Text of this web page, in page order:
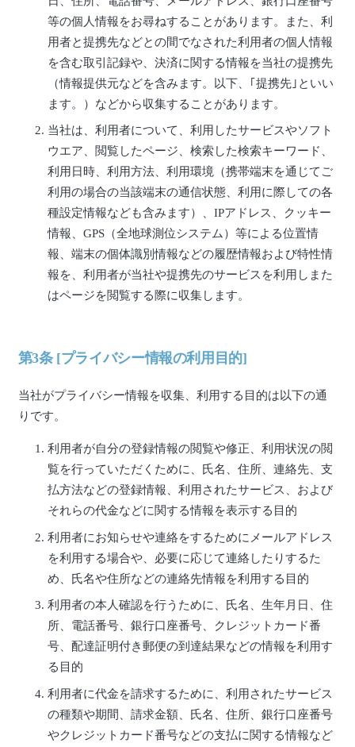
等の個人情報をお尋ねすることがあります。また、利
用者と提携先などとの間でなされた利用者の個人情報
を含む取引記録や、決済に関する情報を当社の提携先
（情報提供元などを含みます。以下、｢提携先｣といい
ます。）などから収集することがあります。
当社は、利用者について、利用したサービスやソフト
ウエア、閲覧したページ、検索した検索キーワード、
利用日時、利用方法、利用環境（携帯端末を通じてご
利用の場合の当該端末の通信状態、利用に際しての各
種設定情報なども含みます）、IPアドレス、クッキー
情報、GPS（全地球測位システム）等による位置情
報、端末の個体識別情報などの履歴情報および特性情
報を、利用者が当社や提携先のサービスを利用しまた
はページを閲覧する際に収集します。
第3条 [プライバシー情報の利用目的]
当社がプライバシー情報を収集、利用する目的は以下の通
りです。
利用者が自分の登録情報の閲覧や修正、利用状況の閲
覧を行っていただくために、氏名、住所、連絡先、支
払方法などの登録情報、利用されたサービス、および
それらの代金などに関する情報を表示する目的
利用者にお知らせや連絡をするためにメールアドレス
を利用する場合や、必要に応じて連絡したりするた
め、氏名や住所などの連絡先情報を利用する目的
利用者の本人確認を行うために、氏名、生年月日、住
所、電話番号、銀行口座番号、クレジットカード番
号、配達証明付き郵便の到達結果などの情報を利用す
る目的
利用者に代金を請求するために、利用されたサービス
の種類や期間、請求金額、氏名、住所、銀行口座番号
やクレジットカード番号などの支払に関する情報など